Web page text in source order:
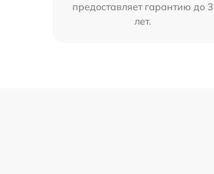
предоставляет гарантию до 3
лет.